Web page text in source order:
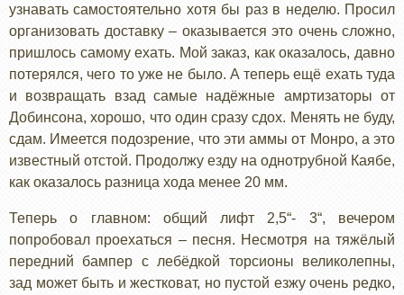
узнавать самостоятельно хотя бы раз в неделю. Просил
организовать доставку – оказывается это очень сложно,
пришлось самому ехать. Мой заказ, как оказалось, давно
потерялся, чего то уже не было. А теперь ещё ехать туда
и возвращать взад самые надёжные амртизаторы от
Добинсона, хорошо, что один сразу сдох. Менять не буду,
сдам. Имеется подозрение, что эти аммы от Монро, а это
известный отстой. Продолжу езду на однотрубной Каябе,
как оказалось разница хода менее 20 мм.
Теперь о главном: общий лифт 2,5“- 3“, вечером
попробовал проехаться – песня. Несмотря на тяжёлый
передний бампер с лебёдкой торсионы великолепны,
зад может быть и жестковат, но пустой езжу очень редко,